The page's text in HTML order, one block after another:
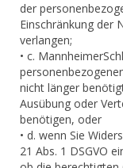
der
Einschränkung der
verlangen;
• c.
nicht länger
Ausübung oder
benötigen, oder
• d. wenn Sie
21 Abs. 1 DSGVO